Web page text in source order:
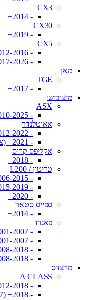
CX3
- 2014+
CX30
- 2019+
CX5
- 2012-2016
- 2017-2026
מאן
TGE
- 2017+
מיצובישי
ASX
- 2010-2025
אאוטלנדר
- 2012-2022
- 2021+ (צורה חדשה)
אקליפס קרוס
- 2018+
טריטון / L200
- 2006-2015
- 2015-2019
- 2020+
ספייס סטאר
- 2014+
פאגרו
- 2001-2007 (ארוך)
- 2001-2007 (קצר)
- 2008-2018 (ארוך)
- 2008-2018 (קצר)
מרצדס
A CLASS
- 2012-2018 (W176)
- 2018+ (W177)